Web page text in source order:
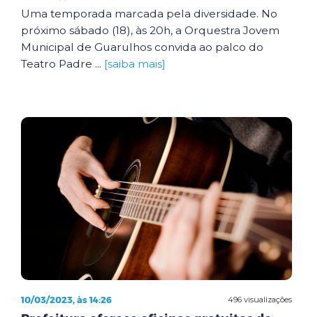
Uma temporada marcada pela diversidade. No
próximo sábado (18), às 20h, a Orquestra Jovem
Municipal de Guarulhos convida ao palco do
Teatro Padre ... [saiba mais]
496 visualizações
10/03/2023, às 14:26